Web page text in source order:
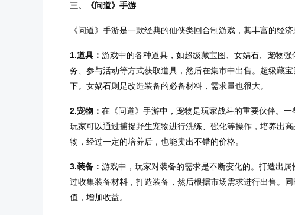
三、《问道》手游
《问道》手游是一款经典的仙侠类回合制游戏，其丰富的经济
1.道具： 游戏中的各种道具，如超级藏宝图、女娲石、宠物
务、参与活动等方式获取道具，然后在集市中出售。超级藏
下。女娲石则是改造装备的必备材料，需求量也很大。
2.宠物： 在《问道》手游中，宠物是玩家战斗的重要伙伴。
玩家可以通过捕捉野生宠物进行洗练、强化等操作，培养出
物，经过一定的培养后，也能卖出不错的价格。
3.装备： 游戏中，玩家对装备的需求是不断变化的。打造出
过收集装备材料，打造装备，然后根据市场需求进行出售。
值，增加收益。